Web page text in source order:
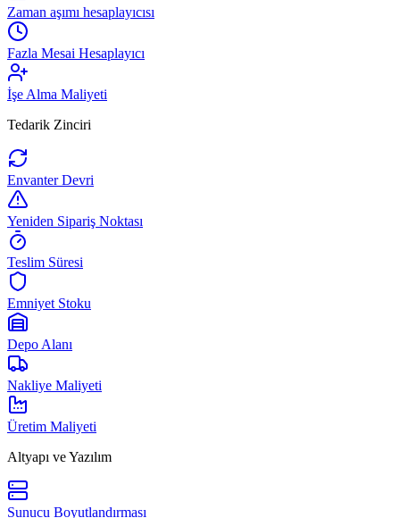
Zaman aşımı hesaplayıcısı
Fazla Mesai Hesaplayıcı
İşe Alma Maliyeti
Tedarik Zinciri
Envanter Devri
Yeniden Sipariş Noktası
Teslim Süresi
Emniyet Stoku
Depo Alanı
Nakliye Maliyeti
Üretim Maliyeti
Altyapı ve Yazılım
Sunucu Boyutlandırması